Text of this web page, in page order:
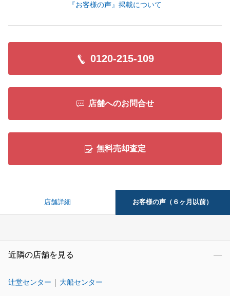
『お客様の声』掲載について
0120-215-109
店舗へのお問合せ
無料売却査定
店舗詳細 お客様の声（６ヶ月以前）
近隣の店舗を見る
辻堂センター 大船センター